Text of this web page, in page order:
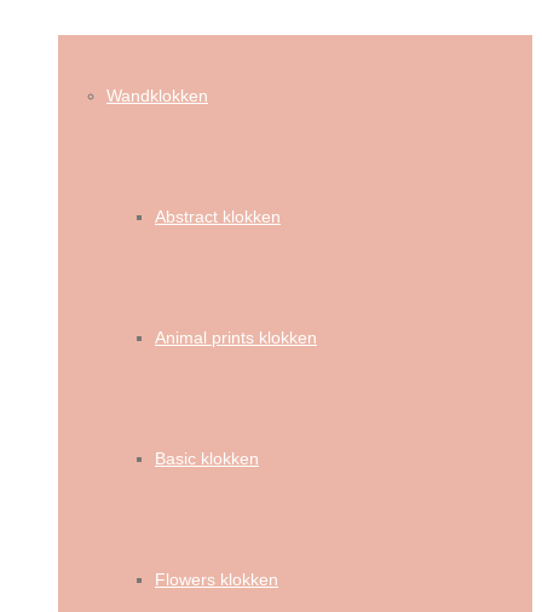
Wandklokken
Abstract klokken
Animal prints klokken
Basic klokken
Flowers klokken